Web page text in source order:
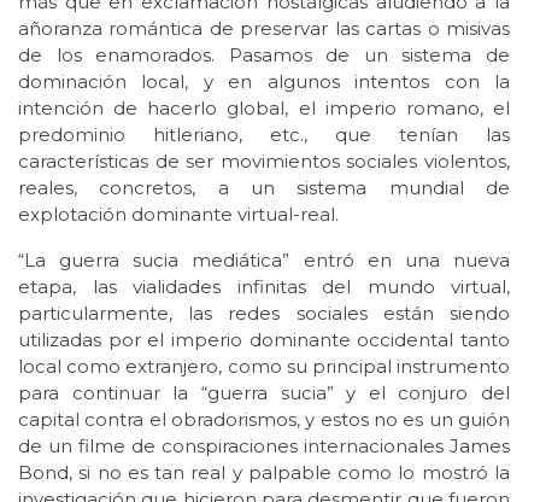
añoranza romántica de preservar las cartas o misivas
de los enamorados. Pasamos de un sistema de
dominación local, y en algunos intentos con la
intención de hacerlo global, el imperio romano, el
predominio hitleriano, etc., que tenían las
características de ser movimientos sociales violentos,
reales, concretos, a un sistema mundial de
explotación dominante virtual-real.
“La guerra sucia mediática” entró en una nueva
etapa, las vialidades infinitas del mundo virtual,
particularmente, las redes sociales están siendo
utilizadas por el imperio dominante occidental tanto
local como extranjero, como su principal instrumento
para continuar la “guerra sucia” y el conjuro del
capital contra el obradorismos, y estos no es un guión
de un filme de conspiraciones internacionales James
Bond, si no es tan real y palpable como lo mostró la